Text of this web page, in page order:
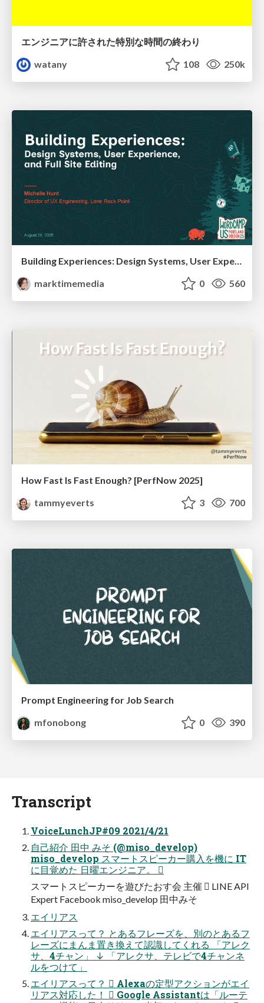
エンジニアに許された特別な時間の終わり
watany
108 250k
Building Experiences: Design Systems, User Experience, and Full Site Editing
marktimemedia
0 560
How Fast Is Fast Enough? [PerfNow 2025]
tammyeverts
3 700
Prompt Engineering for Job Search
mfonobong
0 390
Transcript
VoiceLunchJP#09 2021/4/21
自己紹介 田中 みそ (@miso_develop)
miso_develop スマートスピーカー購入を機に IT
に目覚めた 日曜エンジニア。 
スマートスピーカーを遊びたおす会 主催  LINE API
Expert Facebook miso_develop 田中みそ
エイリアス
エイリアスって？ とあるフレーズを、別のとあるフ
レーズにまんま置き換えて認識してくれる 「アレク
サ、4チャン」 ↓ 「アレクサ、テレビで4チャンネ
ルをつけて」
エイリアスって？  Alexaの定型アクションがエイ
リアス対応した！  Google Assistantは「ルーテ